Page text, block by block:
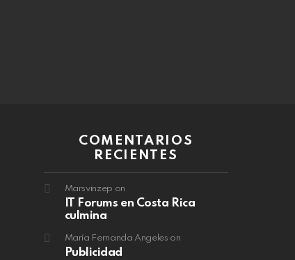
COMENTARIOS
RECIENTES
Marsvinzep on
IT Forums en Costa Rica
culmina
María Fernanda Angeles on
Publicidad